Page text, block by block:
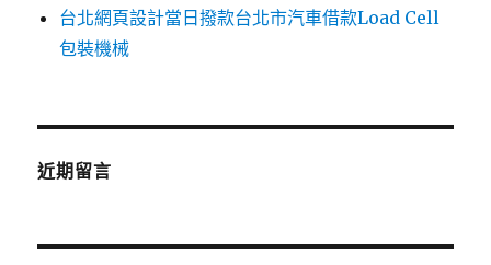
台北網頁設計當日撥款台北市汽車借款Load Cell
包裝機械
近期留言